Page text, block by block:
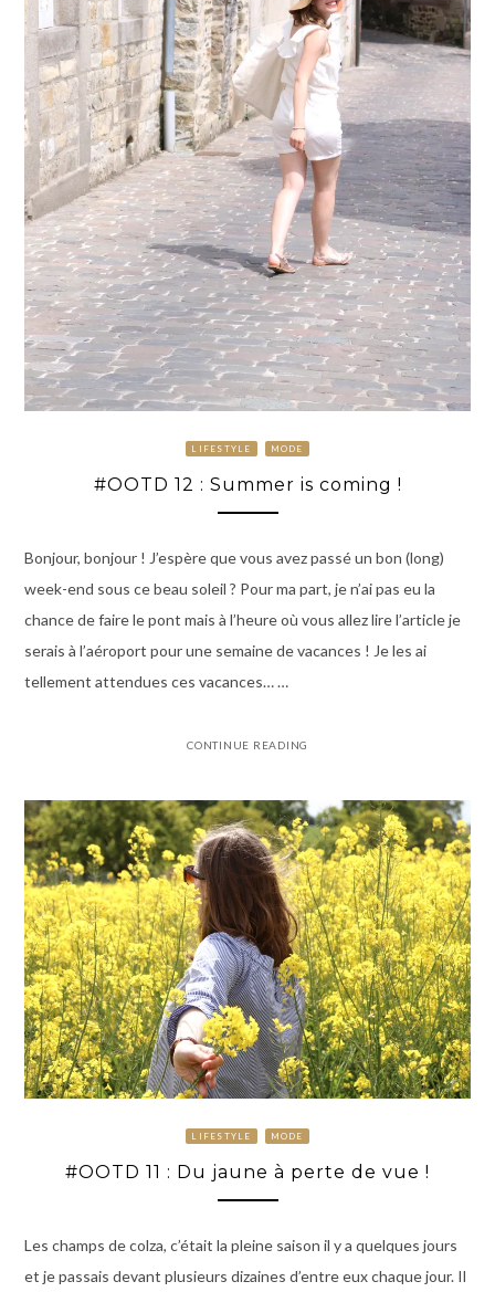
LIFESTYLE MODE
#OOTD 12 : Summer is coming !
Bonjour, bonjour ! J’espère que vous avez passé un bon (long)
week-end sous ce beau soleil ? Pour ma part, je n’ai pas eu la
chance de faire le pont mais à l’heure où vous allez lire l’article je
serais à l’aéroport pour une semaine de vacances ! Je les ai
tellement attendues ces vacances… …
CONTINUE READING
LIFESTYLE MODE
#OOTD 11 : Du jaune à perte de vue !
Les champs de colza, c’était la pleine saison il y a quelques jours
et je passais devant plusieurs dizaines d’entre eux chaque jour. Il